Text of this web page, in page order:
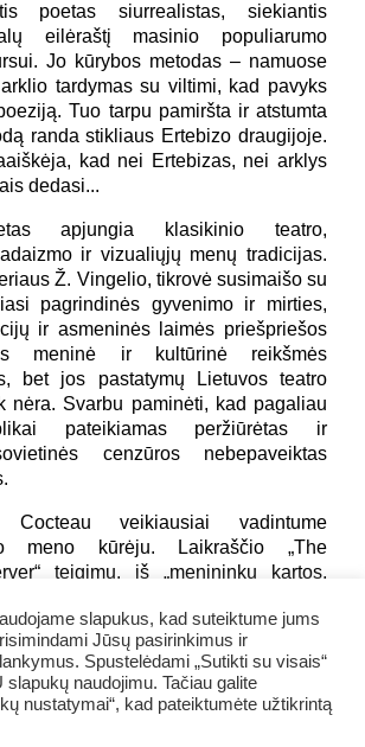
poetas siurrealistas, siekiantis
eilėraštį masinio populiarumo
Jo kūrybos metodas – namuose
tardymas su viltimi, kad pavyks
Tuo tarpu pamiršta ir atstumta
randa stikliaus Ertebizo draugijoje.
kad nei Ertebizas, nei arklys
dedasi...
apjungia klasikinio teatro,
ir vizualiųjų menų tradicijas.
Ž. Vingelio, tikrovė susimaišo su
pagrindinės gyvenimo ir mirties,
ir asmeninės laimės priešpriešos
meninė ir kultūrinė reikšmės
bet jos pastatymų Lietuvos teatro
nėra. Svarbu paminėti, kad pagaliau
pateikiamas peržiūrėtas ir
cenzūros nebepaveiktas
veikiausiai vadintume
meno kūrėju. Laikraščio „The
teigimu, iš „menininkų kartos,
arčiausiai Renesanso žmogaus“,
daugybę profesijų – rašytojo, poeto,
scenaristo, kino režisieriaus,
pianisto, interjero ir mados
ir siurrealistinių objektų
slapukus, kad suteiktume jums
Jūsų pasirinkimus ir
Spustelėdami „Sutikti su visais“
naudojimu. Tačiau galite
nustatymai“, kad pateiktumėte užtikrintą